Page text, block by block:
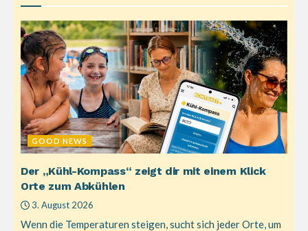
GOOD NEWS
Der „Kühl-Kompass“ zeigt dir mit einem Klick
Orte zum Abkühlen
3. August 2026
Wenn die Temperaturen steigen, sucht sich jeder Orte, um